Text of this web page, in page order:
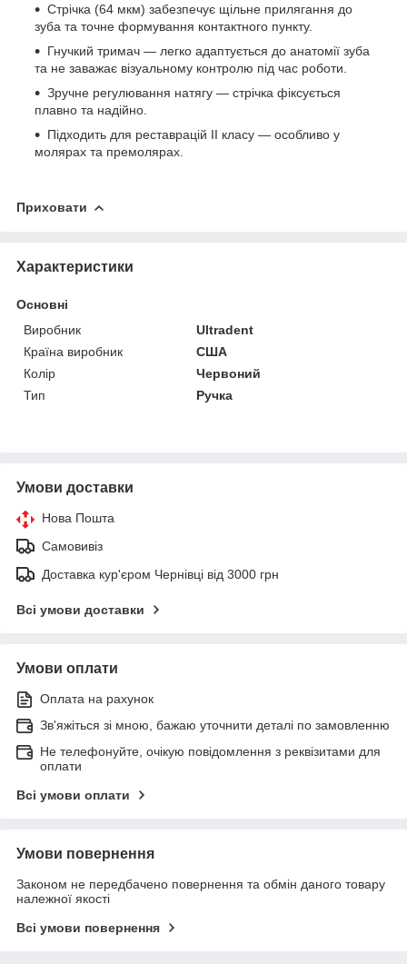
Стрічка (64 мкм) забезпечує щільне прилягання до
зуба та точне формування контактного пункту.
Гнучкий тримач — легко адаптується до анатомії зуба
та не заважає візуальному контролю під час роботи.
Зручне регулювання натягу — стрічка фіксується
плавно та надійно.
Підходить для реставрацій II класу — особливо у
молярах та премолярах.
Приховати
Характеристики
Основні
Виробник
Ultradent
Країна виробник
США
Колір
Червоний
Тип
Ручка
Умови доставки
Нова Пошта
Самовивіз
Доставка кур'єром Чернівці від 3000 грн
Всі умови доставки
Умови оплати
Оплата на рахунок
Зв'яжіться зі мною, бажаю уточнити деталі по замовленню
Не телефонуйте, очікую повідомлення з реквізитами для
оплати
Всі умови оплати
Умови повернення
Законом не передбачено повернення та обмін даного товару
належної якості
Всі умови повернення